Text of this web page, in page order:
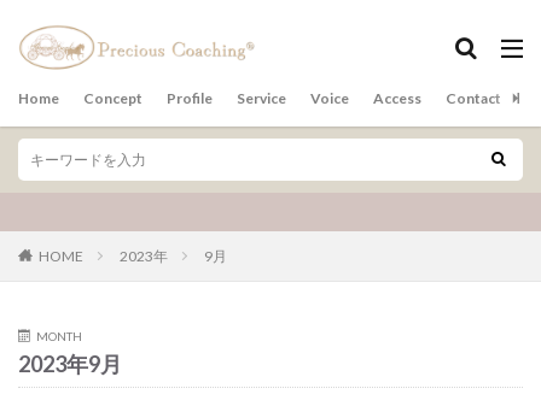
Home Concept Profile Service Voice Access Contact
HOME 2023年 9月
MONTH
2023年9月